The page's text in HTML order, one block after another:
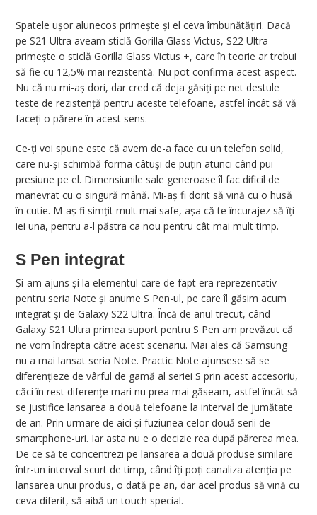
Spatele ușor alunecos primește și el ceva îmbunătățiri. Dacă
pe S21 Ultra aveam sticlă Gorilla Glass Victus, S22 Ultra
primește o sticlă Gorilla Glass Victus +, care în teorie ar trebui
să fie cu 12,5% mai rezistentă. Nu pot confirma acest aspect.
Nu că nu mi-aș dori, dar cred că deja găsiți pe net destule
teste de rezistență pentru aceste telefoane, astfel încât să vă
faceți o părere în acest sens.
Ce-ți voi spune este că avem de-a face cu un telefon solid,
care nu-și schimbă forma câtuși de puțin atunci când pui
presiune pe el. Dimensiunile sale generoase îl fac dificil de
manevrat cu o singură mână. Mi-aș fi dorit să vină cu o husă
în cutie. M-aș fi simțit mult mai safe, așa că te încurajez să îți
iei una, pentru a-l păstra ca nou pentru cât mai mult timp.
S Pen integrat
Și-am ajuns și la elementul care de fapt era reprezentativ
pentru seria Note și anume S Pen-ul, pe care îl găsim acum
integrat și de Galaxy S22 Ultra. Încă de anul trecut, când
Galaxy S21 Ultra primea suport pentru S Pen am prevăzut că
ne vom îndrepta către acest scenariu. Mai ales că Samsung
nu a mai lansat seria Note. Practic Note ajunsese să se
diferențieze de vârful de gamă al seriei S prin acest accesoriu,
căci în rest diferențe mari nu prea mai găseam, astfel încât să
se justifice lansarea a două telefoane la interval de jumătate
de an. Prin urmare de aici și fuziunea celor două serii de
smartphone-uri. Iar asta nu e o decizie rea după părerea mea.
De ce să te concentrezi pe lansarea a două produse similare
într-un interval scurt de timp, când îți poți canaliza atenția pe
lansarea unui produs, o dată pe an, dar acel produs să vină cu
ceva diferit, să aibă un touch special.